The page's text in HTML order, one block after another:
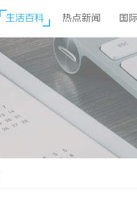
生活百科 热点新闻 国